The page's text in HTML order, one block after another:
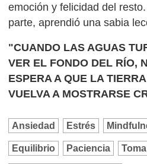
emoción y felicidad del
parte, aprendió una sabia
"CUANDO LAS AGUAS
VER EL FONDO DEL RÍO,
ESPERA A QUE LA
VUELVA A MOSTRARSE
Ansiedad Estrés
Equilibrio Paciencia